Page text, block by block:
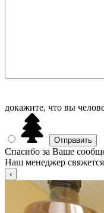
докажите, что вы
Спасибо за Ваше
Наш менеджер